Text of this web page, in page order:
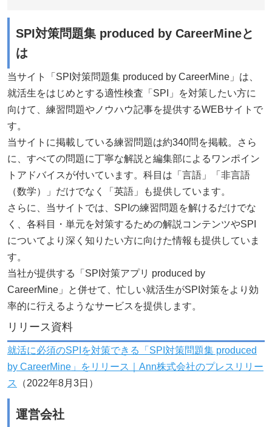
SPI対策問題集 produced by CareerMineと
は
当サイト「SPI対策問題集 produced by CareerMine」は、
就活生をはじめとする適性検査「SPI」を対策したい方に
向けて、練習問題やノウハウ記事を提供するWEBサイトで
す。
当サイトに掲載している練習問題は約340問を掲載。さら
に、すべての問題に丁寧な解説と編集部によるワンポイン
トアドバイスが付いています。科目は「言語」「非言語
（数学）」だけでなく「英語」も提供しています。
さらに、当サイトでは、SPIの練習問題を解けるだけでな
く、各科目・単元を対策するための解説コンテンツやSPI
についてより深く知りたい方に向けた情報も提供していま
す。
当社が提供する「SPI対策アプリ produced by
CareerMine」と併せて、忙しい就活生がSPI対策をより効
率的に行えるようなサービスを提供します。
リリース資料
就活に必須のSPIを対策できる「SPI対策問題集 produced
by CareerMine」をリリース｜Ann株式会社のプレスリリー
ス
（2022年8月3日）
運営会社